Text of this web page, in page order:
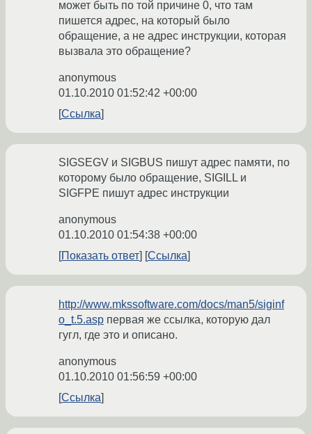
может быть по той причине 0, что там
пишется адрес, на который было
обращение, а не адрес инструкции, которая
вызвала это обращение?
anonymous
01.10.2010 01:52:42 +00:00
Ссылка
SIGSEGV и SIGBUS пишут адрес памяти, по
которому было обращение, SIGILL и
SIGFPE пишут адрес инструкции
anonymous
01.10.2010 01:54:38 +00:00
Показать ответ
Ссылка
http://www.mkssoftware.com/docs/man5/siginf
o_t.5.asp первая же ссылка, которую дал
гугл, где это и описано.
anonymous
01.10.2010 01:56:59 +00:00
Ссылка